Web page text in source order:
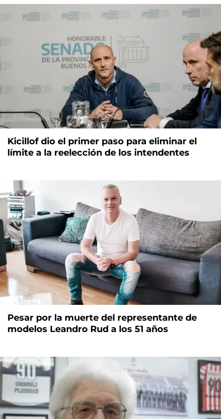
Kicillof dio el primer paso para eliminar el
límite a la reelección de los intendentes
Pesar por la muerte del representante de
modelos Leandro Rud a los 51 años